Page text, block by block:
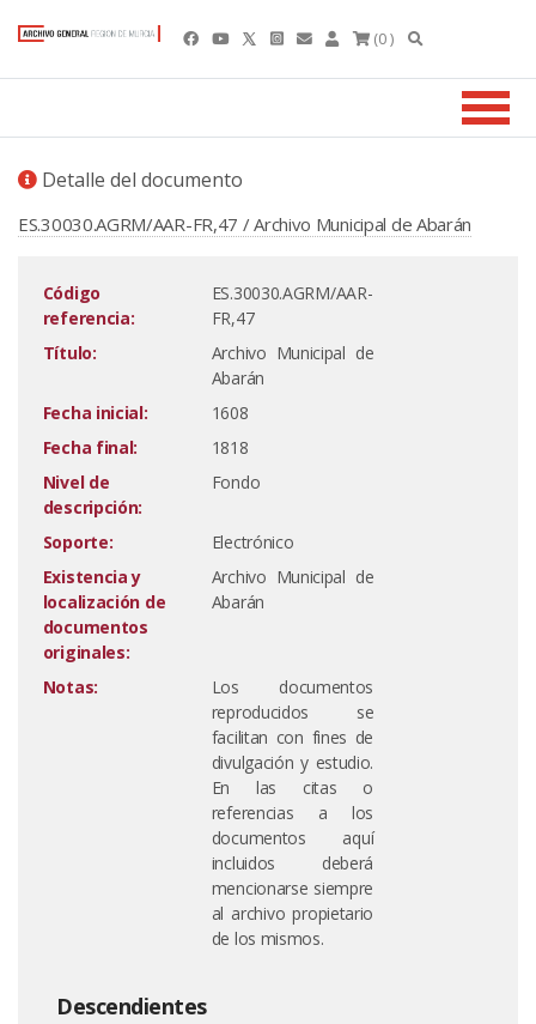
(0 )
Detalle del documento
ES.30030.AGRM/AAR-FR,47 / Archivo Municipal de Abarán
Código
referencia:
ES.30030.AGRM/AAR-
FR,47
Título:
Archivo Municipal de
Abarán
Fecha inicial:
1608
Fecha final:
1818
Nivel de
descripción:
Fondo
Soporte:
Electrónico
Existencia y
localización de
documentos
originales:
Archivo Municipal de
Abarán
Notas:
Los documentos
reproducidos se
facilitan con fines de
divulgación y estudio.
En las citas o
referencias a los
documentos aquí
incluidos deberá
mencionarse siempre
al archivo propietario
de los mismos.
Descendientes